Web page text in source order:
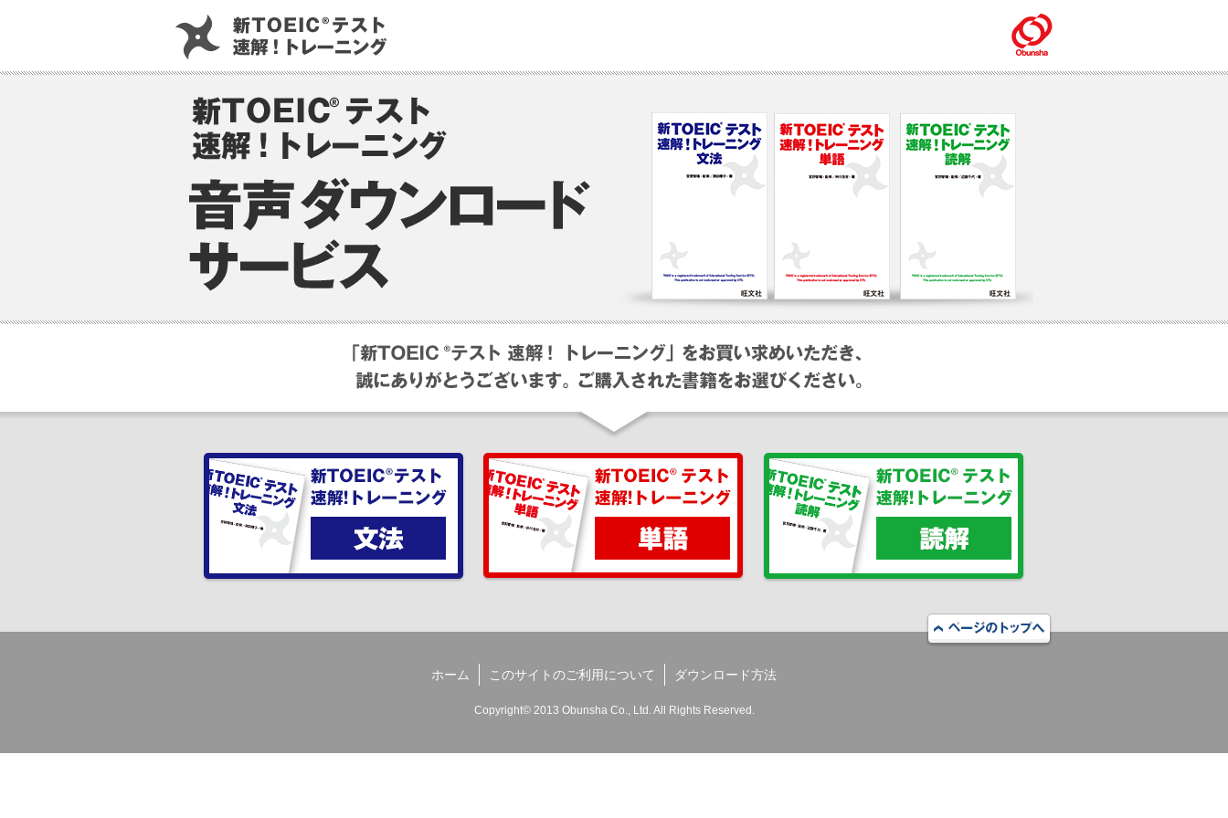
ホーム このサイトのご利用について ダウンロード方法
Copyright© 2013 Obunsha Co., Ltd. All Rights Reserved.